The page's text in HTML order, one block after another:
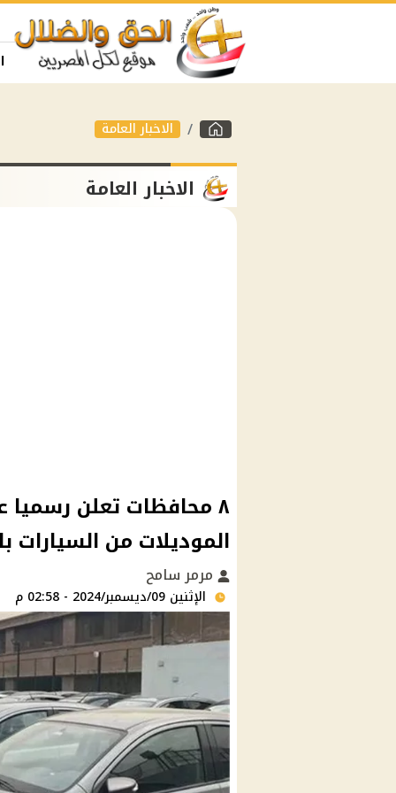
الاخبار العامة
الاخبار العامة
٨ محافظات تعلن
الموديلات من
مرمر سامح
الإثنين 09/ديسمبر/2024 - 02:58 م